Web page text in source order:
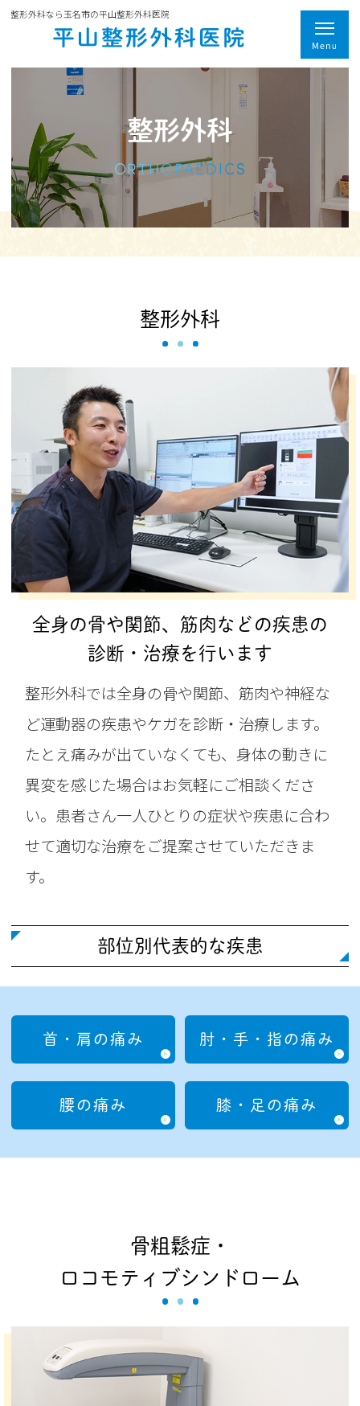
整形外科なら玉名市の平山整形外科医院
整形外科
ORTHOPAEDICS
整形外科
全身の骨や関節、筋肉などの疾患の
診断・治療を行います
整形外科では全身の骨や関節、筋肉や神経な
ど運動器の疾患やケガを診断・治療します。
たとえ痛みが出ていなくても、身体の動きに
異変を感じた場合はお気軽にご相談くださ
い。患者さん一人ひとりの症状や疾患に合わ
せて適切な治療をご提案させていただきま
す。
部位別代表的な疾患
首・肩の痛み 肘・手・指の痛み
腰の痛み 膝・足の痛み
骨粗鬆症・
ロコモティブシンドローム